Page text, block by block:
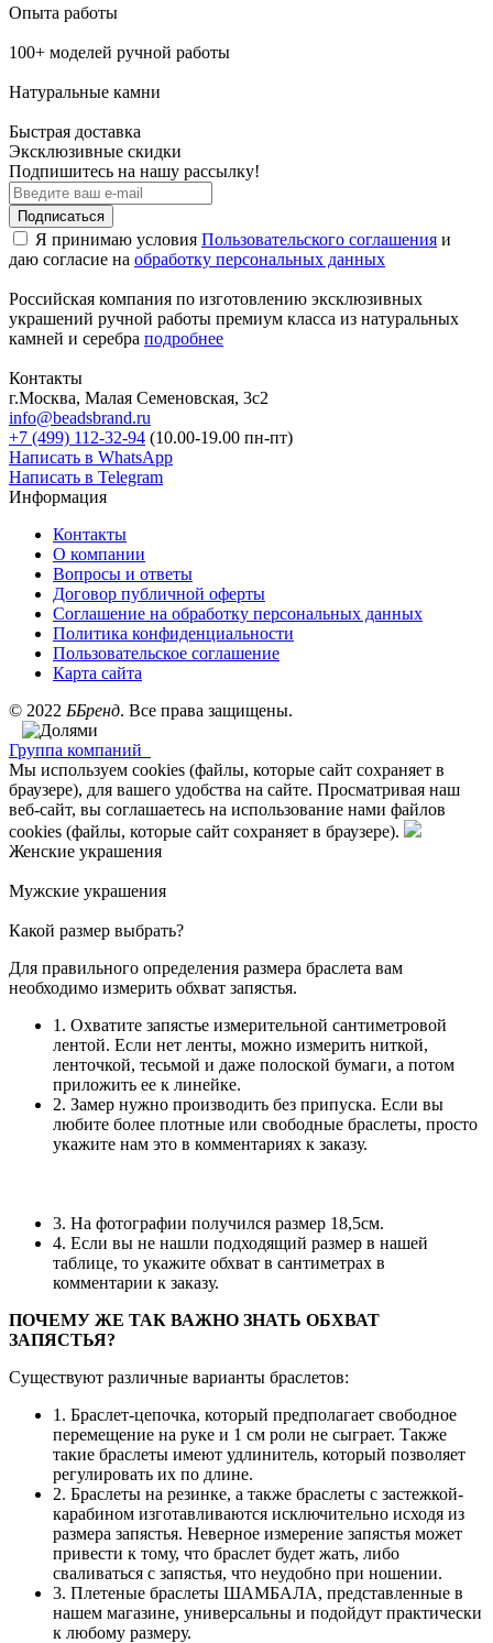
Опыта работы
100+ моделей ручной работы
Натуральные камни
Быстрая доставка
Эксклюзивные скидки
Подпишитесь на нашу рассылку!
Подписаться
Я принимаю условия Пользовательского соглашения и
даю согласие на обработку персональных данных
Российская компания по изготовлению эксклюзивных
украшений ручной работы премиум класса из натуральных
камней и серебра подробнее
Контакты
г.Москва, Малая Семеновская, 3с2
info@beadsbrand.ru
+7 (499) 112-32-94 (10.00-19.00 пн-пт)
Написать в WhatsApp
Написать в Telegram
Информация
Контакты
О компании
Вопросы и ответы
Договор публичной оферты
Соглашение на обработку персональных данных
Политика конфиденциальности
Пользовательское соглашение
Карта сайта
© 2022 ББренд. Все права защищены.
Группа компаний
Мы используем cookies (файлы, которые сайт сохраняет в
браузере), для вашего удобства на сайте. Просматривая наш
веб-сайт, вы соглашаетесь на использование нами файлов
cookies (файлы, которые сайт сохраняет в браузере).
Женские украшения
Мужские украшения
Какой размер выбрать?
Для правильного определения размера браслета вам
необходимо измерить обхват запястья.
1. Охватите запястье измерительной сантиметровой
лентой. Если нет ленты, можно измерить ниткой,
ленточкой, тесьмой и даже полоской бумаги, а потом
приложить ее к линейке.
2. Замер нужно производить без припуска. Если вы
любите более плотные или свободные браслеты, просто
укажите нам это в комментариях к заказу.
3. На фотографии получился размер 18,5см.
4. Если вы не нашли подходящий размер в нашей
таблице, то укажите обхват в сантиметрах в
комментарии к заказу.
ПОЧЕМУ ЖЕ ТАК ВАЖНО ЗНАТЬ ОБХВАТ
ЗАПЯСТЬЯ?
Существуют различные варианты браслетов:
1. Браслет-цепочка, который предполагает свободное
перемещение на руке и 1 см роли не сыграет. Также
такие браслеты имеют удлинитель, который позволяет
регулировать их по длине.
2. Браслеты на резинке, а также браслеты с застежкой-
карабином изготавливаются исключительно исходя из
размера запястья. Неверное измерение запястья может
привести к тому, что браслет будет жать, либо
сваливаться с запястья, что неудобно при ношении.
3. Плетеные браслеты ШАМБАЛА, представленные в
нашем магазине, универсальны и подойдут практически
к любому размеру.